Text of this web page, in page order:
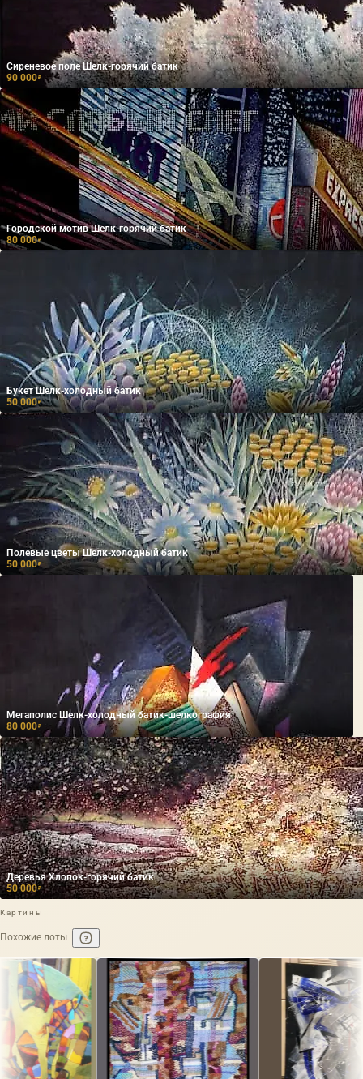
Сиреневое поле Шелк-горячий батик
90 000₽
Городской мотив Шелк-горячий батик
80 000₽
Букет Шелк-холодный батик
50 000₽
Полевые цветы Шелк-холодный батик
50 000₽
Мегаполис Шелк-холодный батик-шелкография
80 000₽
Деревья Хлопок-горячий батик
50 000₽
Картины
Похожие лоты